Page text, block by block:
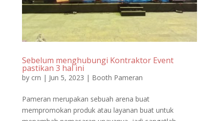
Sebelum menghubungi Kontraktor Event
pastikan 3 hal ini
by crn | Jun 5, 2023 | Booth Pameran
Pameran merupakan sebuah arena buat
mempromokan produk atau layanan buat untuk